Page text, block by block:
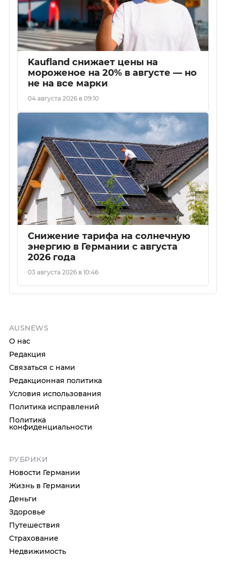
Kaufland снижает цены на
мороженое на 20% в августе — но
не на все марки
04 августа 2026 в 09:10
Снижение тарифа на солнечную
энергию в Германии с августа
2026 года
03 августа 2026 в 10:46
AUSNEWS
О нас
Редакция
Связаться с нами
Редакционная политика
Условия использования
Политика исправлений
Политика
конфиденциальности
РУБРИКИ
Новости Германии
Жизнь в Германии
Деньги
Здоровье
Путешествия
Страхование
Недвижимость